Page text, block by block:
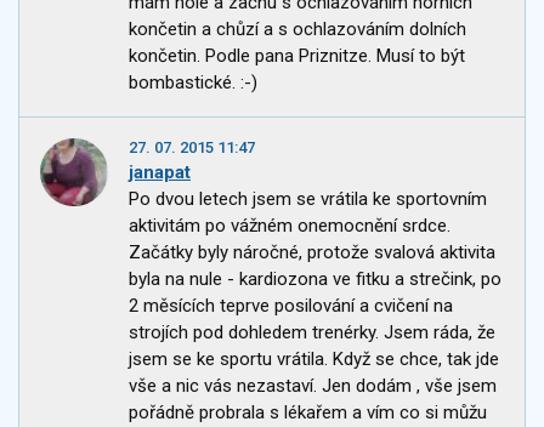
končetin a chůzí a s ochlazováním dolních
končetin. Podle pana Priznitze. Musí to být
bombastické. :-)
27. 07. 2015 11:47
janapat
Po dvou letech jsem se vrátila ke sportovním
aktivitám po vážném onemocnění srdce.
Začátky byly náročné, protože svalová aktivita
byla na nule - kardiozona ve fitku a strečink, po
2 měsících teprve posilování a cvičení na
strojích pod dohledem trenérky. Jsem ráda, že
jsem se ke sportu vrátila. Když se chce, tak jde
vše a nic vás nezastaví. Jen dodám , vše jsem
pořádně probrala s lékařem a vím co si můžu